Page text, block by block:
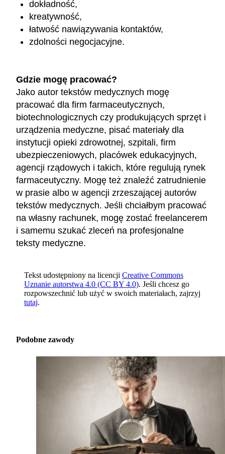
dokładność,
kreatywność,
łatwość nawiązywania kontaktów,
zdolności negocjacyjne.
Gdzie mogę pracować?
Jako autor tekstów medycznych mogę
pracować dla firm farmaceutycznych,
biotechnologicznych czy produkujących sprzęt i
urządzenia medyczne, pisać materiały dla
instytucji opieki zdrowotnej, szpitali, firm
ubezpieczeniowych, placówek edukacyjnych,
agencji rządowych i takich, które regulują rynek
farmaceutyczny. Mogę też znaleźć zatrudnienie
w prasie albo w agencji zrzeszającej autorów
tekstów medycznych. Jeśli chciałbym pracować
na własny rachunek, mogę zostać freelancerem
i samemu szukać zleceń na profesjonalne
teksty medyczne.
Tekst udostępniony na licencji Creative Commons
Uznanie autorstwa 4.0 (CC BY 4.0). Jeśli chcesz go
rozpowszechnić lub użyć w swoich materiałach, zajrzyj
tutaj.
Podobne zawody